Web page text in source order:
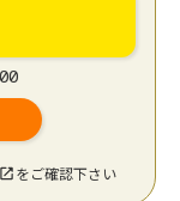
をご確認下さい